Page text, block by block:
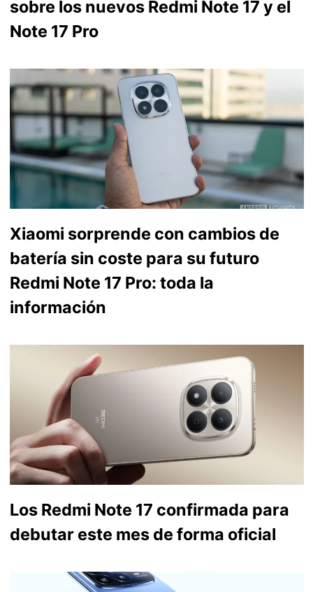
sobre los nuevos Redmi Note 17 y el
Note 17 Pro
Xiaomi sorprende con cambios de
batería sin coste para su futuro
Redmi Note 17 Pro: toda la
información
Los Redmi Note 17 confirmada para
debutar este mes de forma oficial